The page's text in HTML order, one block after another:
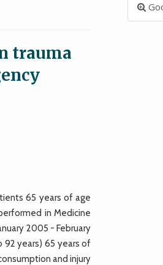
trauma
65 years of age
in Medicine
2005 - February
92 years) 65 years of
and injury